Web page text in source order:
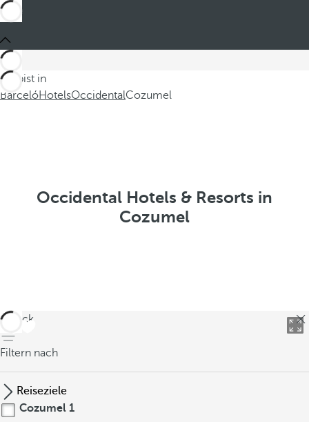
Du bist in
BarcelóHotelsOccidentalCozumel
Occidental Hotels & Resorts in
Cozumel
zurück
Filtern nach
Reiseziele
Cozumel 1